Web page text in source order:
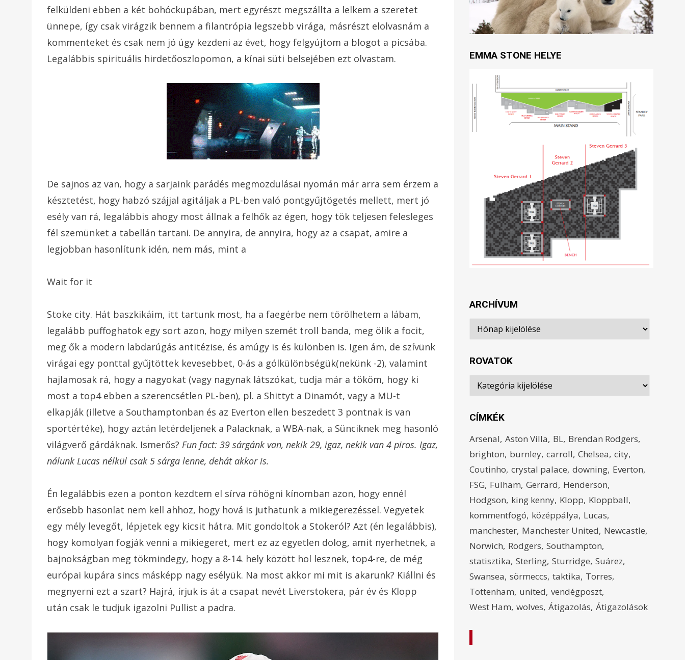
felküldeni ebben a két bohóckupában, mert egyrészt megszállta a lelkem a szeretet
ünnepe, így csak virágzik bennem a filantrópia legszebb virága, másrészt elolvasnám a
kommenteket és csak nem jó úgy kezdeni az évet, hogy felgyújtom a blogot a picsába.
Legalábbis spirituális hirdetőoszlopomon, a kínai süti belsejében ezt olvastam.
De sajnos az van, hogy a sarjaink parádés megmozdulásai nyomán már arra sem érzem a
késztetést, hogy habzó szájjal agitáljak a PL-ben való pontgyűjtögetés mellett, mert jó
esély van rá, legalábbis ahogy most állnak a felhők az égen, hogy tök teljesen felesleges
fél szemünket a tabellán tartani. De annyira, de annyira, hogy az a csapat, amire a
legjobban hasonlítunk idén, nem más, mint a
Wait for it
Stoke city. Hát baszkikáim, itt tartunk most, ha a faegérbe nem törölhetem a lábam,
legalább puffoghatok egy sort azon, hogy milyen szemét troll banda, meg ölik a focit,
meg ők a modern labdarúgás antitézise, és amúgy is és különben is. Igen ám, de szívünk
virágai egy ponttal gyűjtöttek kevesebbet, 0-ás a gólkülönbségük(nekünk -2), valamint
hajlamosak rá, hogy a nagyokat (vagy nagynak látszókat, tudja már a tököm, hogy ki
most a top4 ebben a szerencsétlen PL-ben), pl. a Shittyt a Dinamót, vagy a MU-t
elkapják (illetve a Southamptonban és az Everton ellen beszedett 3 pontnak is van
sportértéke), hogy aztán letérdeljenek a Palacknak, a WBA-nak, a Sünciknek meg hasonló
világverő gárdáknak. Ismerős? Fun fact: 39 sárgánk van, nekik 29, igaz, nekik van 4 piros. Igaz,
nálunk Lucas nélkül csak 5 sárga lenne, dehát akkor is.
Én legalábbis ezen a ponton kezdtem el sírva röhögni kínomban azon, hogy ennél
erősebb hasonlat nem kell ahhoz, hogy hová is juthatunk a mikiegerezéssel. Vegyetek
egy mély levegőt, lépjetek egy kicsit hátra. Mit gondoltok a Stokeról? Azt (én legalábbis),
hogy komolyan fogják venni a mikiegeret, mert ez az egyetlen dolog, amit nyerhetnek, a
bajnokságban meg tökmindegy, hogy a 8-14. hely között hol lesznek, top4-re, de még
európai kupára sincs másképp nagy esélyük. Na most akkor mi mit is akarunk? Kiállni és
megnyerni ezt a szart? Hajrá, írjuk is át a csapat nevét Liverstokera, pár év és Klopp
után csak le tudjuk igazolni Pullist a padra.
EMMA STONE HELYE
ARCHÍVUM
Archívum
ROVATOK
Rovatok
CÍMKÉK
Arsenal Aston Villa BL Brendan Rodgers
brighton burnley carroll Chelsea city
Coutinho crystal palace downing Everton
FSG Fulham Gerrard Henderson
Hodgson king kenny Klopp Kloppball
kommentfogó középpálya Lucas
manchester Manchester United Newcastle
Norwich Rodgers Southampton
statisztika Sterling Sturridge Suárez
Swansea sörmeccs taktika Torres
Tottenham united vendégposzt
West Ham wolves Átigazolás Átigazolások